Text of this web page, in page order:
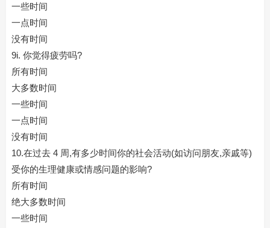
一些时间
一点时间
没有时间
9i. 你觉得疲劳吗?
所有时间
大多数时间
一些时间
一点时间
没有时间
10.在过去 4 周,有多少时间你的社会活动(如访问朋友,亲戚等)
受你的生理健康或情感问题的影响?
所有时间
绝大多数时间
一些时间